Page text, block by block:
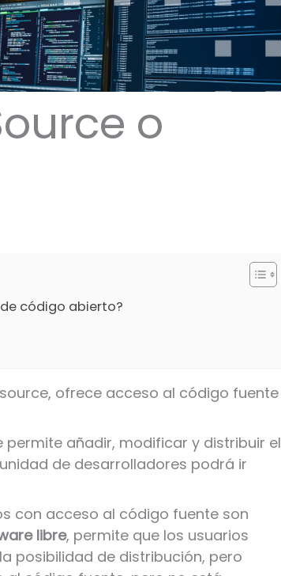
o
código abierto?
ofrece acceso al código fuente
permite añadir, modificar y distribuir el
de desarrolladores podrá ir
con acceso al código fuente son
libre, permite que los usuarios
posibilidad de distribución, pero